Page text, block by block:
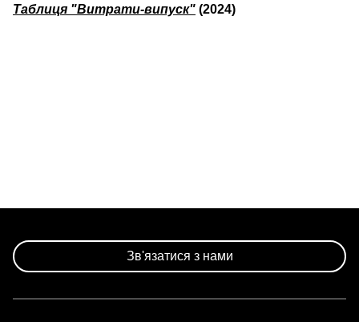
Таблиця "Витрати-випуск" (2024)
Зв'язатися з нами